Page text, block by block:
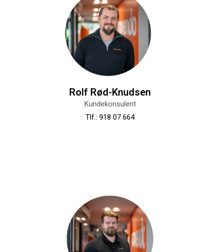
Rolf Rød-Knudsen
Kundekonsulent
Tlf.: 918 07 664